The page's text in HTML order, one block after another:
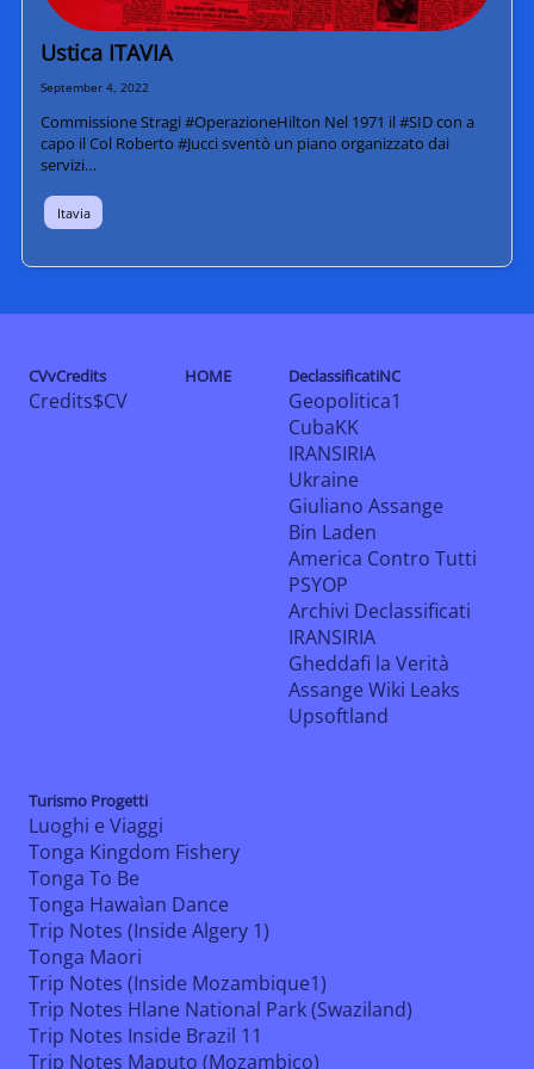
Ustica ITAVIA
September 4, 2022
Commissione Stragi #OperazioneHilton Nel 1971 il #SID con a
capo il Col Roberto #Jucci sventò un piano organizzato dai
servizi…
Itavia
CVvCredits
Credits$CV
HOME DeclassificatiNC
Geopolitica1
CubaKK
IRANSIRIA
Ukraine
Giuliano Assange
Bin Laden
America Contro Tutti
PSYOP
Archivi Declassificati
IRANSIRIA
Gheddafi la Verità
Assange Wiki Leaks
Upsoftland
Turismo Progetti
Luoghi e Viaggi
Tonga Kingdom Fishery
Tonga To Be
Tonga Hawaìan Dance
Trip Notes (Inside Algery 1)
Tonga Maori
Trip Notes (Inside Mozambique1)
Trip Notes Hlane National Park (Swaziland)
Trip Notes Inside Brazil 11
Trip Notes Maputo (Mozambico)